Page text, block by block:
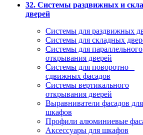
32. Системы раздвижных и
дверей
Системы для раздвижных
Системы для складных
Системы для параллельного
открывания дверей
Системы для поворотно –
сдвижных фасадов
Системы вертикального
открывания дверей
Выравниватели фасадов для
шкафов
Профили алюминиевые
Аксессуары для шкафов